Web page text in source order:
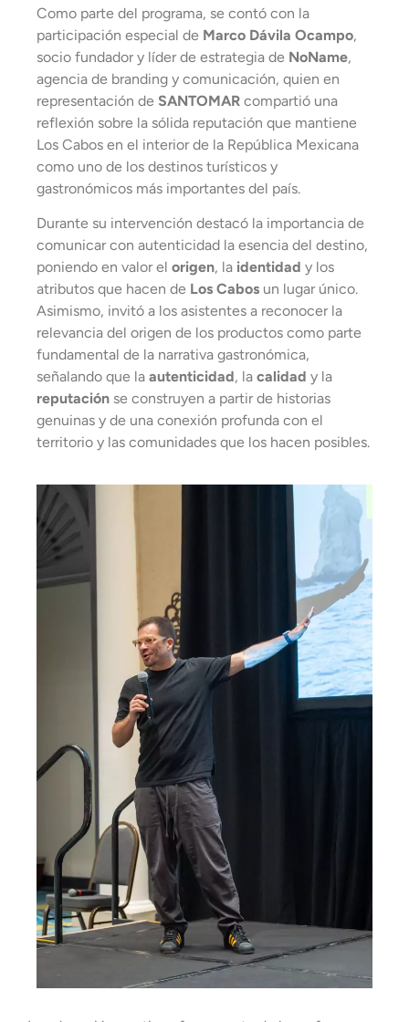
Como parte del programa, se contó con la
participación especial de Marco Dávila Ocampo,
socio fundador y líder de estrategia de NoName,
agencia de branding y comunicación, quien en
representación de SANTOMAR compartió una
reflexión sobre la sólida reputación que mantiene
Los Cabos en el interior de la República Mexicana
como uno de los destinos turísticos y
gastronómicos más importantes del país.
Durante su intervención destacó la importancia de
comunicar con autenticidad la esencia del destino,
poniendo en valor el origen, la identidad y los
atributos que hacen de Los Cabos un lugar único.
Asimismo, invitó a los asistentes a reconocer la
relevancia del origen de los productos como parte
fundamental de la narrativa gastronómica,
señalando que la autenticidad, la calidad y la
reputación se construyen a partir de historias
genuinas y de una conexión profunda con el
territorio y las comunidades que los hacen posibles.